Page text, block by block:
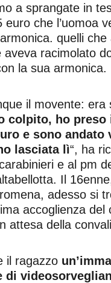
a sprangate in
euro che l’uomoa
quelli che
aveva racimolato
la sua armonica.
il movente: era
colpito, ho
e sono andato
lasciata lì“, ha
e al pm
Il
adesso si
accoglienza del
attesa della
il ragazzo
di